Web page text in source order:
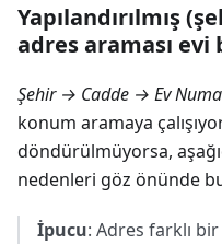
Yapılandırılmış
adres araması evi
Şehir → Cadde → Ev
konum aramaya
döndürülmüyorsa,
nedenleri göz önünde
İpucu: Adres farklı